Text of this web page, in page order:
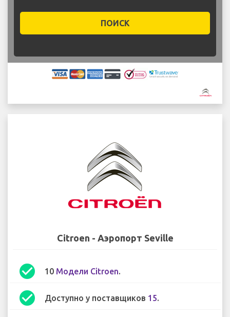
ПОИСК
Citroen - Аэропорт Seville
check_circle 10 Модели Citroen.
check_circle Доступно у поставщиков 15.